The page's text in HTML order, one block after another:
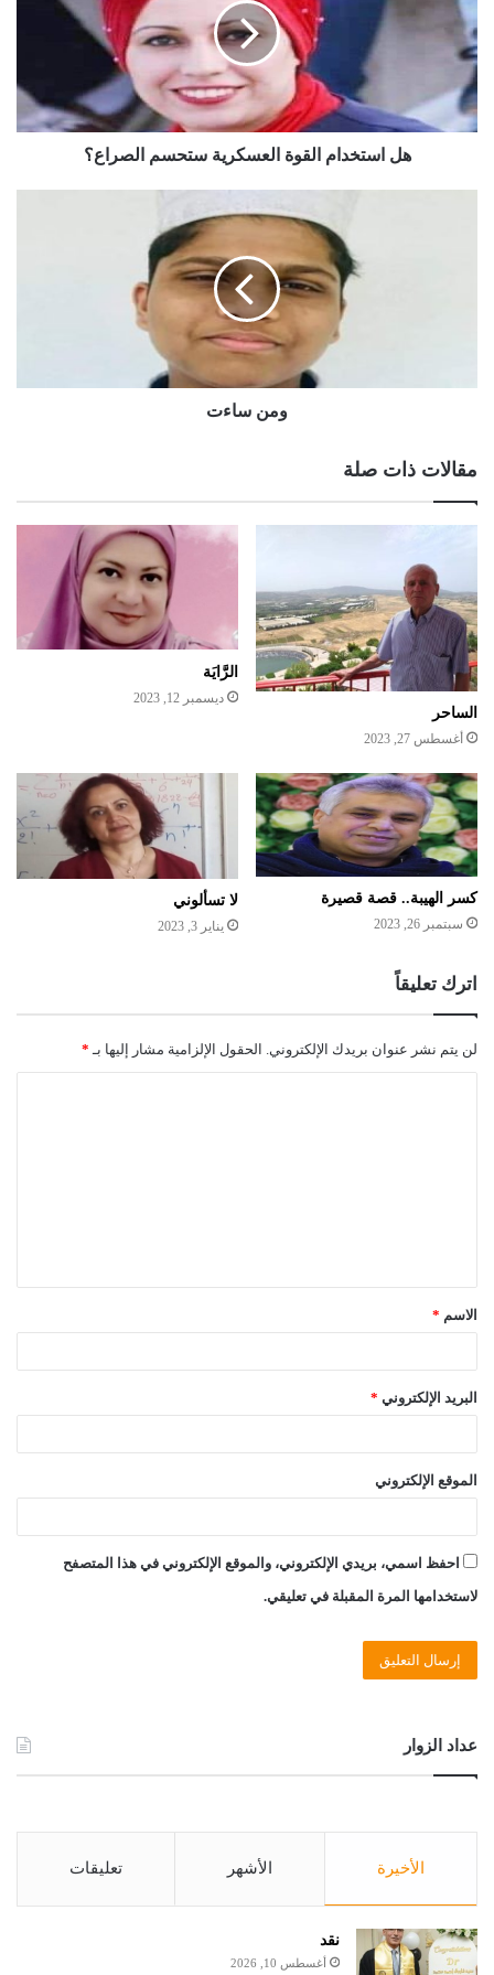
هل استخدام القوة العسكرية ستحسم الصراع؟
ومن ساءت
مقالات ذات صلة
الساحر
أغسطس 27, 2023
الرَّايَة
ديسمبر 12, 2023
كسر الهيبة.. قصة قصيرة
سبتمبر 26, 2023
لا تسألوني
يناير 3, 2023
اترك تعليقاً
لن يتم نشر عنوان بريدك الإلكتروني. الحقول الإلزامية مشار إليها بـ *
ق
*الاسم *
البريد الإلكتروني *
الموقع الإلكتروني
احفظ اسمي، بريدي الإلكتروني، والموقع الإلكتروني في هذا المتصفح
لاستخدامها المرة المقبلة في تعليقي.
عداد الزوار
الأخيرة الأشهر تعليقات
نقد
أغسطس 10, 2026